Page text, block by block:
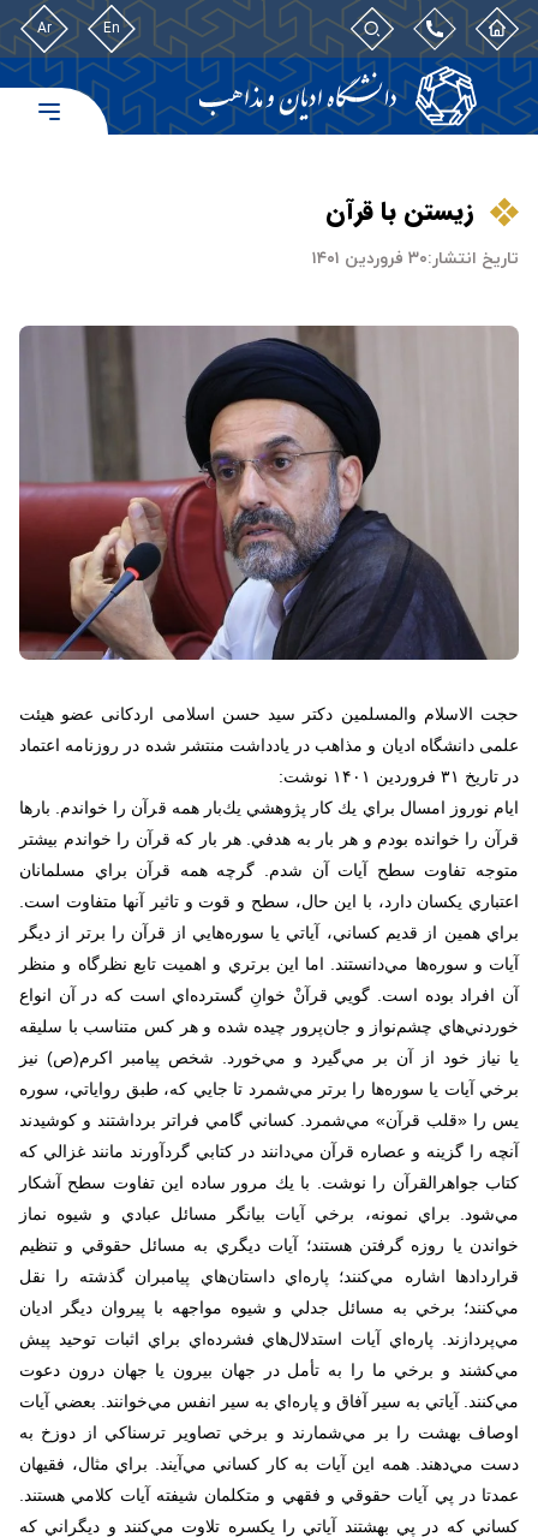
En
Ar
زیستن با قرآن
تاریخ انتشار:۳۰ فروردین ۱۴۰۱
حجت الاسلام والمسلمین دکتر سید حسن اسلامی اردکانی عضو هیئت
علمی دانشگاه ادیان و مذاهب در یادداشت منتشر شده در روزنامه اعتماد
در تاریخ ۳۱ فروردین ۱۴۰۱ نوشت:
ايام نوروز امسال براي يك كار پژوهشي يك‌بار همه قرآن را خواندم. بارها
قرآن را خوانده بودم و هر بار به هدفي. هر بار كه قرآن را خواندم بيشتر
متوجه تفاوت سطح آيات آن شدم. گرچه همه قرآن براي مسلمانان
اعتباري يكسان دارد، با اين حال، سطح و قوت و تاثير آنها متفاوت است.
براي همين از قديم كساني، آياتي يا سوره‌هايي از قرآن را برتر از ديگر
آيات و سوره‌ها مي‌دانستند. اما اين برتري و اهميت تابع نظرگاه و منظر
آن افراد بوده است. گويي قرآنْ خوانِ گسترده‌اي است كه در آن انواع
خوردني‌هاي چشم‌نواز و جان‌پرور چيده شده و هر كس متناسب با سليقه
يا نياز خود از آن بر مي‌گيرد و مي‌خورد. شخص پيامبر اكرم(ص) نيز
برخي آيات يا سوره‌ها را برتر مي‌شمرد تا جايي كه، طبق رواياتي، سوره
يس را «قلب قرآن» مي‌شمرد. كساني گامي فراتر برداشتند و كوشيدند
آنچه را گزينه و عصاره قرآن مي‌دانند در كتابي گردآورند مانند غزالي كه
كتاب جواهر‌القرآن را نوشت. با يك مرور ساده اين تفاوت سطح آشكار
مي‌شود. براي نمونه، برخي آيات بيانگر مسائل عبادي و شيوه نماز
خواندن يا روزه گرفتن هستند؛ آيات ديگري به مسائل حقوقي و تنظيم
قراردادها اشاره مي‌كنند؛ پاره‌اي داستان‌هاي پيامبران گذشته را نقل
مي‌كنند؛ برخي به مسائل جدلي و شيوه مواجهه با پيروان ديگر اديان
مي‌پردازند. پاره‌اي آيات استدلال‌هاي فشرده‌اي براي اثبات توحيد پيش
مي‌كشند و برخي ما را به تأمل در جهان بيرون يا جهان درون دعوت
مي‌كنند. آياتي به سير آفاق و پاره‌اي به سير انفس مي‌خوانند. بعضي آيات
اوصاف بهشت را بر مي‌شمارند و برخي تصاوير ترسناكي از دوزخ به
دست مي‌دهند. همه اين آيات به كار كساني مي‌آيند. براي مثال، فقيهان
عمدتا در پي آيات حقوقي و فقهي و متكلمان شيفته آيات كلامي هستند.
كساني كه در پي بهشتند آياتي را يكسره تلاوت مي‌كنند و ديگراني كه